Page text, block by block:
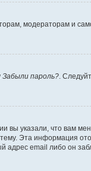
модераторам и
Забыли пароль? .
вы указали, что вам
Эта информация
email либо он